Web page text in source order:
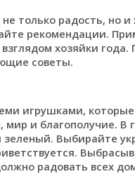
только радость, но
рекомендации.
хозяйки
советы.
игрушками,
и благополучие.
Выбирайте
радовать всех